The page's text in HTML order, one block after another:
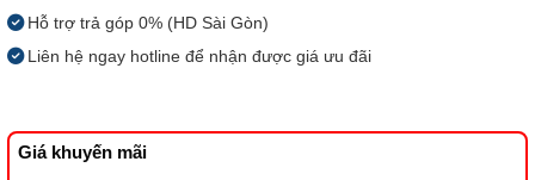
Hỗ trợ trả góp 0% (HD Sài Gòn)
Liên hệ ngay hotline để nhận được giá ưu đãi
Giá khuyến mãi